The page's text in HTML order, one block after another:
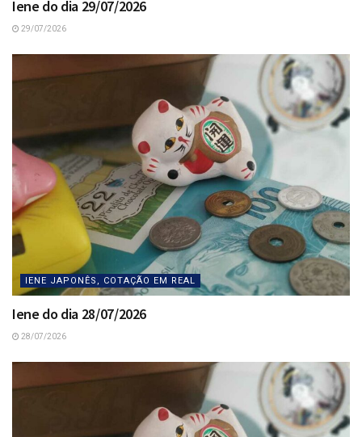
Iene do dia 29/07/2026
29/07/2026
IENE JAPONÊS, COTAÇÃO EM REAL
Iene do dia 28/07/2026
28/07/2026